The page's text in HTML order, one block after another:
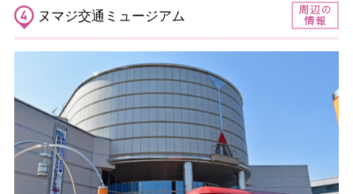
ヌマジ交通ミュージアム